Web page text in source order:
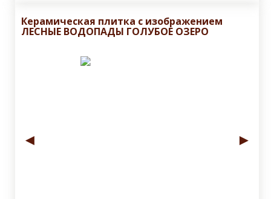
Керамическая плитка с изображением
ЛЕСНЫЕ ВОДОПАДЫ ГОЛУБОЕ ОЗЕРО
◄ ►